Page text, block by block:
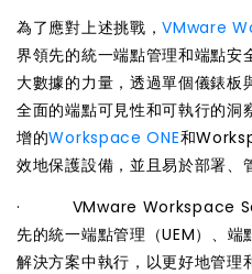
為了應對上述挑戰，VMware
界領先的統一端點管理和端點安
大數據的力量，透過單個儀錶
全面的端點可見性和可執行的
增的Workspace ONE和
效地保護設備，並且易於部署、
· VMware Workspace
先的統一端點管理（UEM）、
解決方案中執行，以更好地管